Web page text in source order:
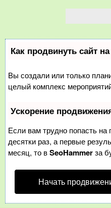
Как продвинуть сайт
Вы создали или только
целый комплекс
Ускорение
Если вам трудно попасть
десятки раз, а первые
месяц, то вSeoHammerза
Начать